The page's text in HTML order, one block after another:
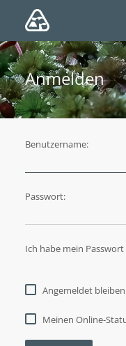
Anmelden
Benutzername:
Passwort:
Ich habe mein Passwort
Angemeldet bleiben
Meinen Online-